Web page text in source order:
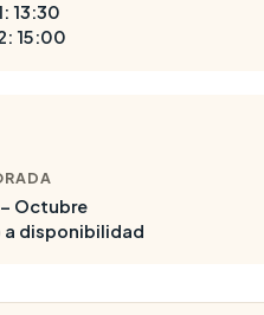
13:30
15:00
Octubre
a disponibilidad